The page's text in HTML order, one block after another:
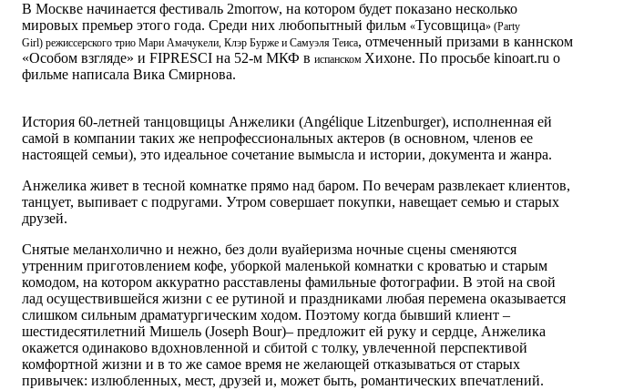
В Москве начинается фестиваль 2morrow, на котором будет показано несколько
мировых премьер этого года. Среди них любопытный фильм «Тусовщица» (Party
Girl) режиссерского трио Мари Амачукели, Клэр Бурже и Самуэля Теиса, отмеченный призами в каннском
«Особом взгляде» и FIPRESCI на 52-м МКФ в испанском Хихоне. По просьбе kinoart.ru о
фильме написала Вика Смирнова.
История 60-летней танцовщицы Анжелики (Angélique Litzenburger), исполненная ей
самой в компании таких же непрофессиональных актеров (в основном, членов ее
настоящей семьи), это идеальное сочетание вымысла и истории, документа и жанра.
Анжелика живет в тесной комнатке прямо над баром. По вечерам развлекает клиентов,
танцует, выпивает с подругами. Утром совершает покупки, навещает семью и старых
друзей.
Снятые меланхолично и нежно, без доли вуайеризма ночные сцены сменяются
утренним приготовлением кофе, уборкой маленькой комнатки с кроватью и старым
комодом, на котором аккуратно расставлены фамильные фотографии. В этой на свой
лад осуществившейся жизни с ее рутиной и праздниками любая перемена оказывается
слишком сильным драматургическим ходом. Поэтому когда бывший клиент –
шестидесятилетний Мишель (Joseph Bour)– предложит ей руку и сердце, Анжелика
окажется одинаково вдохновленной и сбитой с толку, увлеченной перспективой
комфортной жизни и в то же самое время не желающей отказываться от старых
привычек: излюбленных, мест, друзей и, может быть, романтических впечатлений.